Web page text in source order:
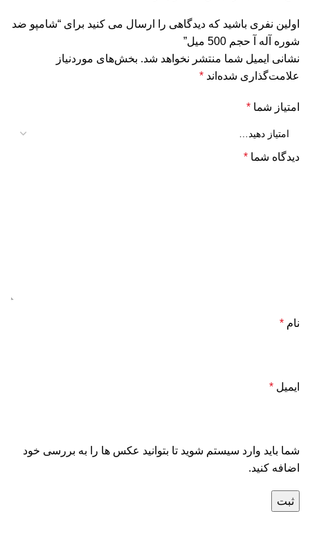
اولین نفری باشید که دیدگاهی را ارسال می کنید برای “شامپو ضد
شوره آله آ حجم 500 میل”
نشانی ایمیل شما منتشر نخواهد شد. بخش‌های موردنیاز
علامت‌گذاری شده‌اند *
امتیاز شما *
دیدگاه شما *
نام *
ایمیل *
شما باید وارد سیستم شوید تا بتوانید عکس ها را به بررسی خود
اضافه کنید.